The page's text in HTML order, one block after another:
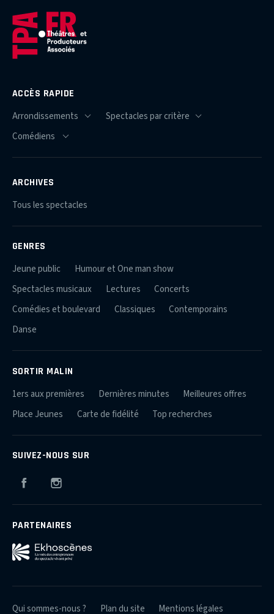
ACCÈS RAPIDE
ARCHIVES
Tous les spectacles
GENRES
Jeune public
Humour et One man show
Spectacles musicaux
Lectures
Concerts
Comédies et boulevard
Classiques
Contemporains
Danse
SORTIR MALIN
1ers aux premières Dernières minutes
Meilleures offres
Place Jeunes
Carte de fidélité Top recherches
SUIVEZ-NOUS SUR
Facebook
PARTENAIRES
Qui sommes-nous ? Plan du site Mentions légales